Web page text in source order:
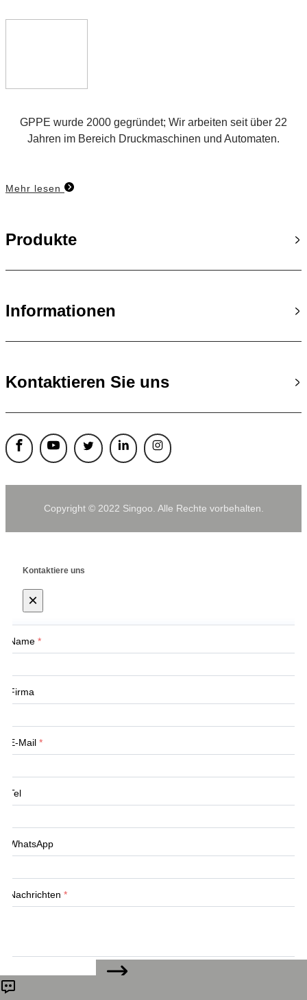
GPPE wurde 2000 gegründet; Wir arbeiten seit über 22
Jahren im Bereich Druckmaschinen und Automaten.
Mehr lesen
Produkte
Informationen
Kontaktieren Sie uns
Copyright © 2022 Singoo. Alle Rechte vorbehalten.
Kontaktiere uns
×
Name *
Firma
E-Mail *
Tel
WhatsApp
Nachrichten *